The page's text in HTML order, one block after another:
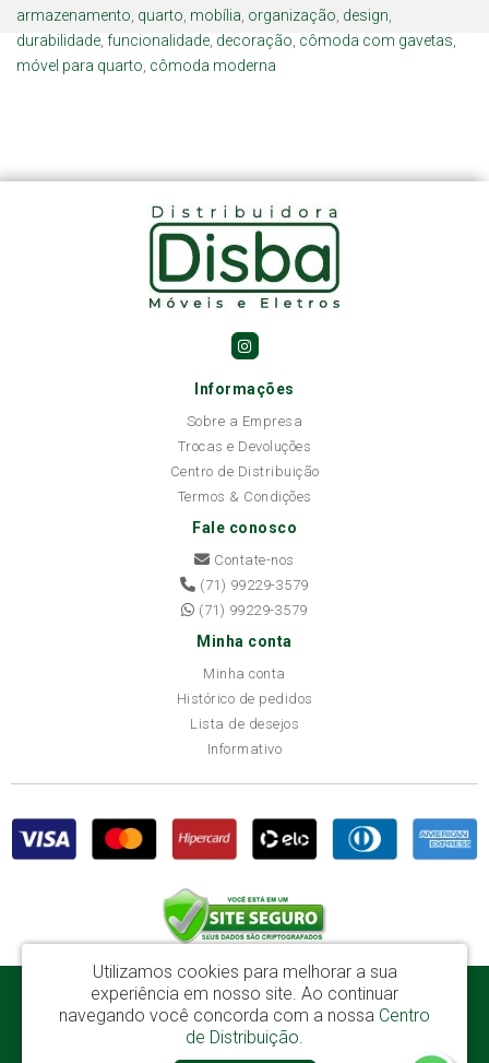
armazenamento quarto mobília organização design
durabilidade funcionalidade decoração cômoda com gavetas
móvel para quarto cômoda moderna
Informações
Sobre a Empresa
Trocas e Devoluções
Centro de Distribuição
Termos & Condições
Fale conosco
Contate-nos
(71) 99229-3579
(71) 99229-3579
Minha conta
Minha conta
Histórico de pedidos
Lista de desejos
Informativo
Disba Móveis Salvador Ltda - CNPJ: 52.081.184/0001-65
Av. Cardeal Avelar Brandão Villela, 2696 - Mata Escura - Salvador / BA - CEP:
41219-600
Utilizamos cookies para melhorar a sua
experiência em nosso site. Ao continuar
navegando você concorda com a nossa Centro
de Distribuição.